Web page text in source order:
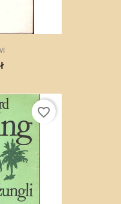
favorite_border